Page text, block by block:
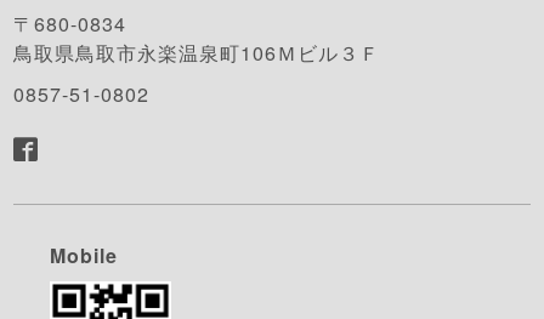
〒680-0834
鳥取県鳥取市永楽温泉町106Ｍビル３Ｆ
0857-51-0802
Mobile